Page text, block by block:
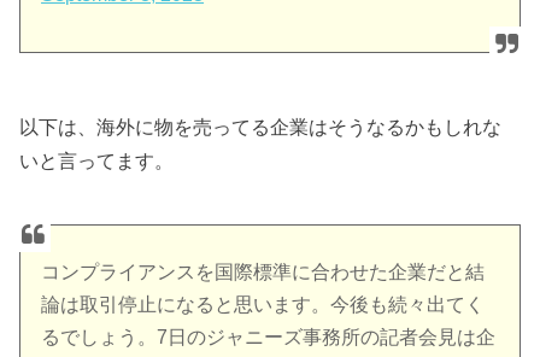
以下は、海外に物を売ってる企業はそうなるかもしれな
いと言ってます。
コンプライアンスを国際標準に合わせた企業だと結
論は取引停止になると思います。今後も続々出てく
るでしょう。7日のジャニーズ事務所の記者会見は企